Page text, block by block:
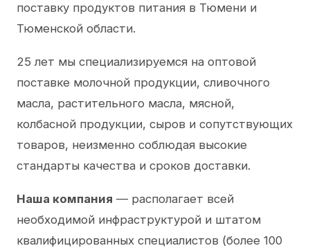
поставку продуктов питания в Тюмени и
Тюменской области.
25 лет мы специализируемся на оптовой
поставке молочной продукции, сливочного
масла, растительного масла, мясной,
колбасной продукции, сыров и сопутствующих
товаров, неизменно соблюдая высокие
стандарты качества и сроков доставки.
Наша компания — располагает всей
необходимой инфраструктурой и штатом
квалифицированных специалистов (более 100